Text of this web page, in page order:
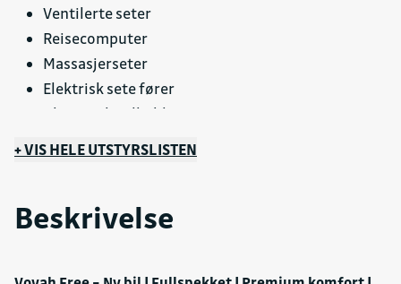
Ventilerte seter
Reisecomputer
Massasjerseter
Elektrisk sete fører
Bluetooth-tilkobling
Sentrallås
+ VIS HELE UTSTYRSLISTEN
Beskrivelse